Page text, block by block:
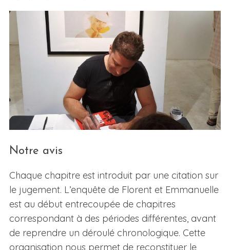
Notre avis
Chaque chapitre est introduit par une citation sur
le jugement. L’enquête de Florent et Emmanuelle
est au début entrecoupée de chapitres
correspondant à des périodes différentes, avant
de reprendre un déroulé chronologique. Cette
organisation nous permet de reconstituer le